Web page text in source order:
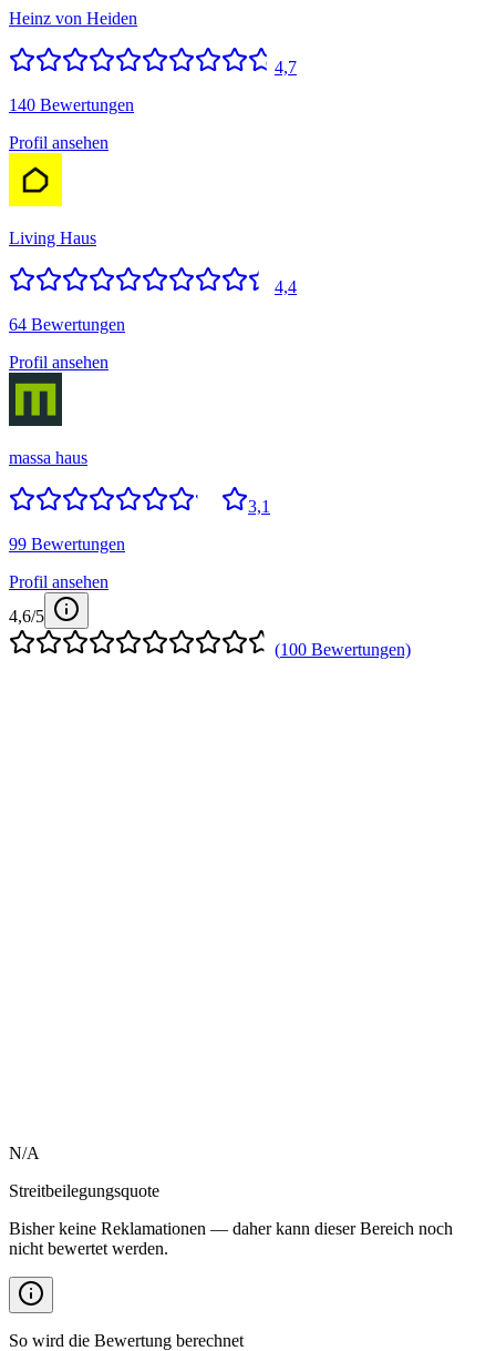
Heinz von Heiden
4,7
140 Bewertungen
Profil ansehen
Living Haus
4,4
64 Bewertungen
Profil ansehen
massa haus
3,1
99 Bewertungen
Profil ansehen
4,6/5
(100 Bewertungen)
N/A
Streitbeilegungsquote
Bisher keine Reklamationen — daher kann dieser Bereich noch
nicht bewertet werden.
So wird die Bewertung berechnet